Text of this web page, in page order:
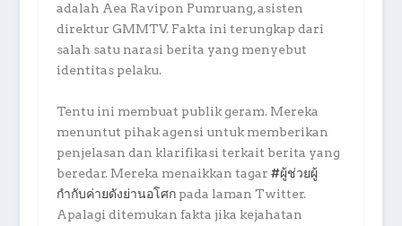
adalah Aea Ravipon Pumruang, asisten
direktur GMMTV. Fakta ini terungkap dari
salah satu narasi berita yang menyebut
identitas pelaku.
Tentu ini membuat publik geram. Mereka
menuntut pihak agensi untuk memberikan
penjelasan dan klarifikasi terkait berita yang
beredar. Mereka menaikkan tagar #ผู้ช่วยผู้
กำกับค่ายดังย่านอโศกpada laman Twitter.
Apalagi ditemukan fakta jika kejahatan